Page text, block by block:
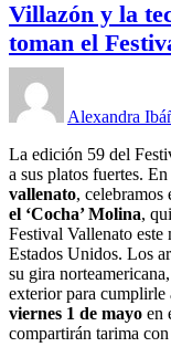
Villazón y la
toman el
Alexandra
La edición 59 del
a sus platos fuertes. En
vallenato, celebramos
el ‘Cocha’ Molina,
Festival Vallenato
Estados Unidos. Los
su gira
exterior para
viernes 1 de mayo en
compartirán tarima